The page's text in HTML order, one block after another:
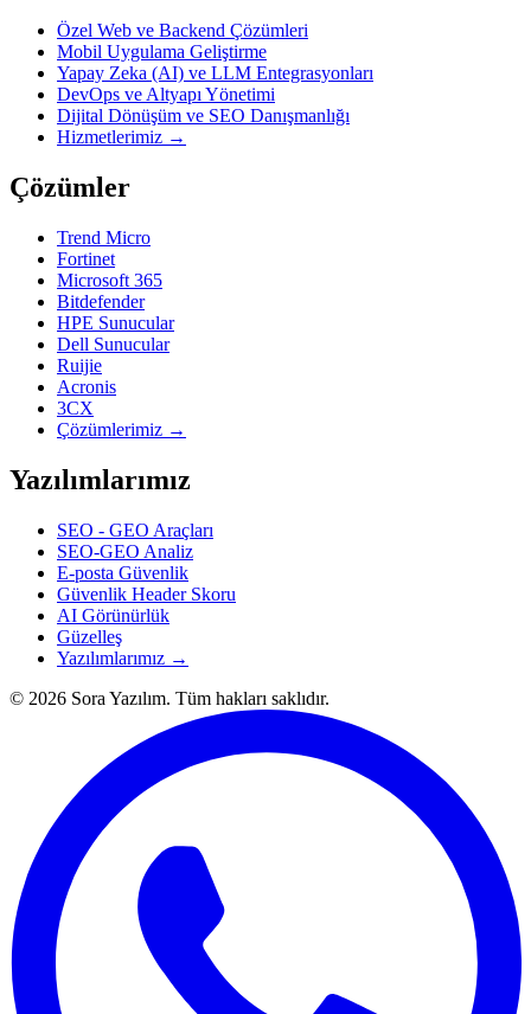
Özel Web ve Backend Çözümleri
Mobil Uygulama Geliştirme
Yapay Zeka (AI) ve LLM Entegrasyonları
DevOps ve Altyapı Yönetimi
Dijital Dönüşüm ve SEO Danışmanlığı
Hizmetlerimiz →
Çözümler
Trend Micro
Fortinet
Microsoft 365
Bitdefender
HPE Sunucular
Dell Sunucular
Ruijie
Acronis
3CX
Çözümlerimiz →
Yazılımlarımız
SEO - GEO Araçları
SEO-GEO Analiz
E-posta Güvenlik
Güvenlik Header Skoru
AI Görünürlük
Güzelleş
Yazılımlarımız →
© 2026 Sora Yazılım. Tüm hakları saklıdır.